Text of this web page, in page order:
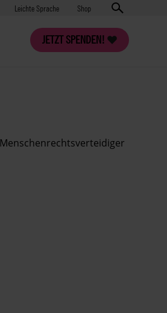
Leichte Sprache Shop
JETZT SPENDEN!
Menschenrechtsverteidiger